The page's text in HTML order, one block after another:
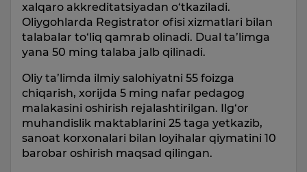
xalqaro akkreditatsiyadan o‘tkaziladi.
Oliygohlarda Registrator ofisi xizmatlari bilan
talabalar to‘liq qamrab olinadi. Dual ta’limga
yana 50 ming talaba jalb qilinadi.
Oliy ta’limda ilmiy salohiyatni 55 foizga
chiqarish, xorijda 5 ming nafar pedagog
malakasini oshirish rejalashtirilgan. Ilg‘or
muhandislik maktablarini 25 taga yetkazib,
sanoat korxonalari bilan loyihalar qiymatini 10
barobar oshirish maqsad qilingan.